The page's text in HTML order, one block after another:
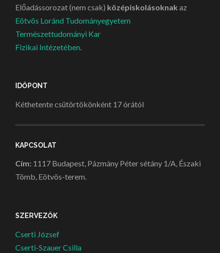
Előadássorozat (nem csak) középiskolásoknak az
Eötvös Loránd Tudományegyetem
Természettudományi Kar
Fizikai Intézetében.
IDŐPONT
Kéthetente csütörtökönként 17 órától
KAPCSOLAT
Cím: 1117 Budapest, Pázmány Péter sétány 1/A, Északi
Tömb, Eötvös-terem.
SZERVEZŐK
Cserti József
Cserti-Szauer Csilla